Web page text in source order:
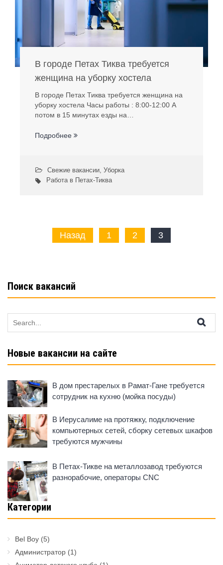
В городе Петах Тиква требуется
женщина на уборку хостела
В городе Петах Тиква требуется женщина на
уборку хостела Часы работы : 8:00-12:00 А
потом в 15 минутах езды на…
Подробнее
Свежие вакансии, Уборка
Работа в Петах-Тиква
Пагинация
Назад 1 2 3
Поиск вакансий
for:
Новые вакансии на сайте
В дом престарелых в Рамат-Гане требуется
сотрудник на кухню (мойка посуды)
В Иерусалиме на протяжку, подключение
компьютерных сетей, сборку сетевых шкафов
требуются мужчины
В Петах-Тикве на металлозавод требуются
разнорабочие, операторы CNC
Категории
Bel Boy (5)
Администратор (1)